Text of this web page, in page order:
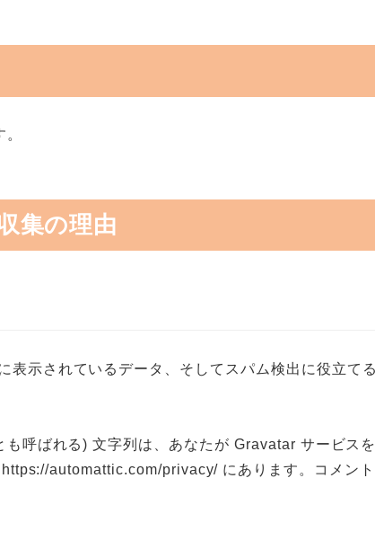
集の理由
示されているデータ、そしてスパム検出に役立て
呼ばれる) 文字列は、あなたが Gravatar サービス
automattic.com/privacy/ にあります。コメン